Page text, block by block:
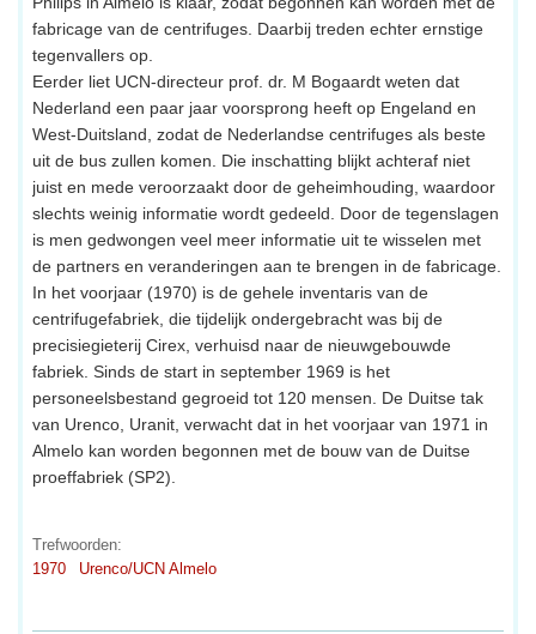
fabricage van de centrifuges. Daarbij treden echter ernstige
tegenvallers op.
Eerder liet UCN-directeur prof. dr. M Bogaardt weten dat
Nederland een paar jaar voorsprong heeft op Engeland en
West-Duitsland, zodat de Nederlandse centrifuges als beste
uit de bus zullen komen. Die inschatting blijkt achteraf niet
juist en mede veroorzaakt door de geheimhouding, waardoor
slechts weinig informatie wordt gedeeld. Door de tegenslagen
is men gedwongen veel meer informatie uit te wisselen met
de partners en veranderingen aan te brengen in de fabricage.
In het voorjaar (1970) is de gehele inventaris van de
centrifugefabriek, die tijdelijk ondergebracht was bij de
precisiegieterij Cirex, verhuisd naar de nieuwgebouwde
fabriek. Sinds de start in september 1969 is het
personeelsbestand gegroeid tot 120 mensen. De Duitse tak
van Urenco, Uranit, verwacht dat in het voorjaar van 1971 in
Almelo kan worden begonnen met de bouw van de Duitse
proeffabriek (SP2).
Trefwoorden:
1970
Urenco/UCN Almelo